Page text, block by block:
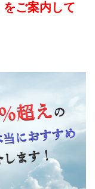
ご案内して